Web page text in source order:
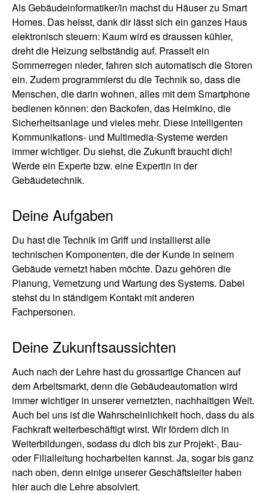
Als Gebäudeinformatiker/in machst du Häuser zu Smart
Homes. Das heisst, dank dir lässt sich ein ganzes Haus
elektronisch steuern: Kaum wird es draussen kühler,
dreht die Heizung selbständig auf. Prasselt ein
Sommerregen nieder, fahren sich automatisch die Storen
ein. Zudem programmierst du die Technik so, dass die
Menschen, die darin wohnen, alles mit dem Smartphone
bedienen können: den Backofen, das Heimkino, die
Sicherheitsanlage und vieles mehr. Diese intelligenten
Kommunikations- und Multimedia-Systeme werden
immer wichtiger. Du siehst, die Zukunft braucht dich!
Werde ein Experte bzw. eine Expertin in der
Gebäudetechnik.
Deine Aufgaben
Du hast die Technik im Griff und installierst alle
technischen Komponenten, die der Kunde in seinem
Gebäude vernetzt haben möchte. Dazu gehören die
Planung, Vernetzung und Wartung des Systems. Dabei
stehst du in ständigem Kontakt mit anderen
Fachpersonen.
Deine Zukunftsaussichten
Auch nach der Lehre hast du grossartige Chancen auf
dem Arbeitsmarkt, denn die Gebäudeautomation wird
immer wichtiger in unserer vernetzten, nachhaltigen Welt.
Auch bei uns ist die Wahrscheinlichkeit hoch, dass du als
Fachkraft weiterbeschäftigt wirst. Wir fördern dich in
Weiterbildungen, sodass du dich bis zur Projekt-, Bau-
oder Filialleitung hocharbeiten kannst. Ja, sogar bis ganz
nach oben, denn einige unserer Geschäftsleiter haben
hier auch die Lehre absolviert.